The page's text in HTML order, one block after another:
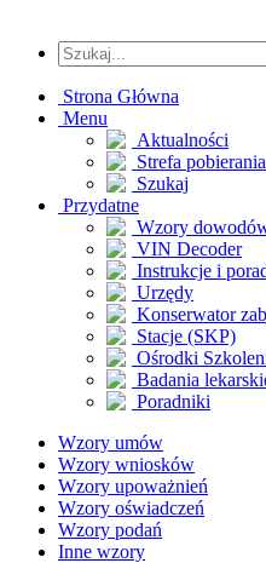
Strona Główna
Menu
Aktualności
Strefa pobierania
Szukaj
Przydatne
Wzory
VIN Decoder
Instrukcje i
Urzędy
Konserwator
Stacje (SKP)
Ośrodki
Badania
Poradniki
Wzory umów
Wzory wniosków
Wzory upoważnień
Wzory oświadczeń
Wzory podań
Inne wzory